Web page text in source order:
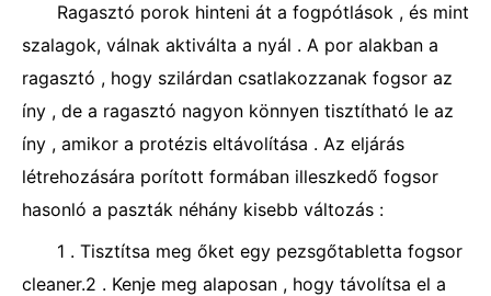
Ragasztó porok hinteni át a fogpótlások , és mint
szalagok, válnak aktiválta a nyál . A por alakban a
ragasztó , hogy szilárdan csatlakozzanak fogsor az
íny , de a ragasztó nagyon könnyen tisztítható le az
íny , amikor a protézis eltávolítása . Az eljárás
létrehozására porított formában illeszkedő fogsor
hasonló a paszták néhány kisebb változás :
1 . Tisztítsa meg őket egy pezsgőtabletta fogsor
cleaner.2 . Kenje meg alaposan , hogy távolítsa el a